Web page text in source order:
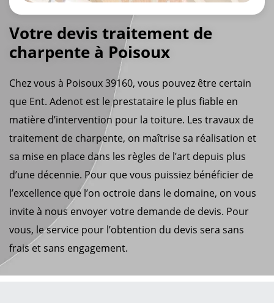
Votre devis traitement de
charpente à Poisoux
Chez vous à Poisoux 39160, vous pouvez être certain
que Ent. Adenot est le prestataire le plus fiable en
matière d’intervention pour la toiture. Les travaux de
traitement de charpente, on maîtrise sa réalisation et
sa mise en place dans les règles de l’art depuis plus
d’une décennie. Pour que vous puissiez bénéficier de
l’excellence que l’on octroie dans le domaine, on vous
invite à nous envoyer votre demande de devis. Pour
vous, le service pour l’obtention du devis sera sans
frais et sans engagement.